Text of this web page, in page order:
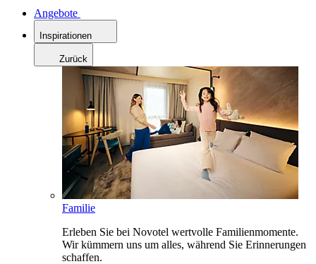
Angebote
Inspirationen
Zurück
Familie
Erleben Sie bei Novotel wertvolle Familienmomente.
Wir kümmern uns um alles, während Sie Erinnerungen
schaffen.